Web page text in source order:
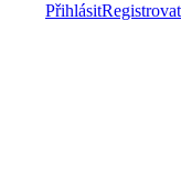
PřihlásitRegistrovat